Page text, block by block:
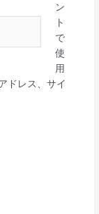
ン
ト
で
使
用
ドレス、サイ